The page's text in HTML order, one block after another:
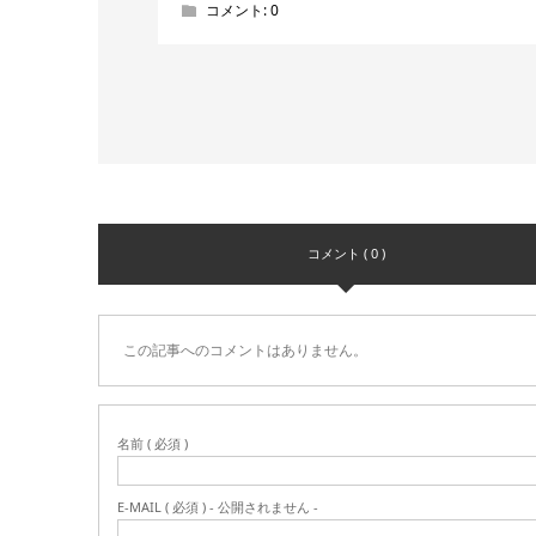
コメント:0
コメント ( 0 )
この記事へのコメントはありません。
名前 ( 必須 )
E-MAIL ( 必須 ) - 公開されません -